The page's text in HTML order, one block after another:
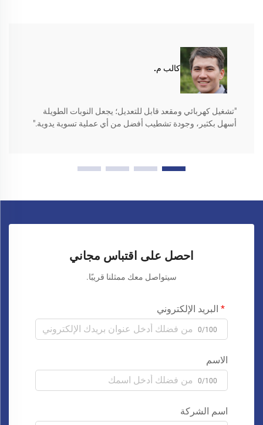
كالب م.
"تشغيل كهربائي ومقعد قابل للتعديل؛ يجعل النوبات الطويلة
أسهل بكثير، وجودة تشطيب أفضل من أي عملية تسوية يدوية."
احصل على اقتباس مجاني
سيتواصل معك ممثلنا قريبًا.
البريد الإلكتروني
0/100
الاسم
0/100
اسم الشركة